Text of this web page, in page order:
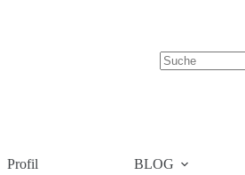
Profil BLOG